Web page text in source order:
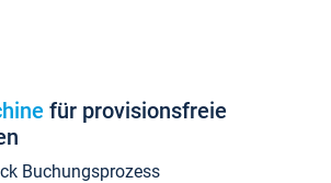
für provisionsfreie
Buchungsprozess